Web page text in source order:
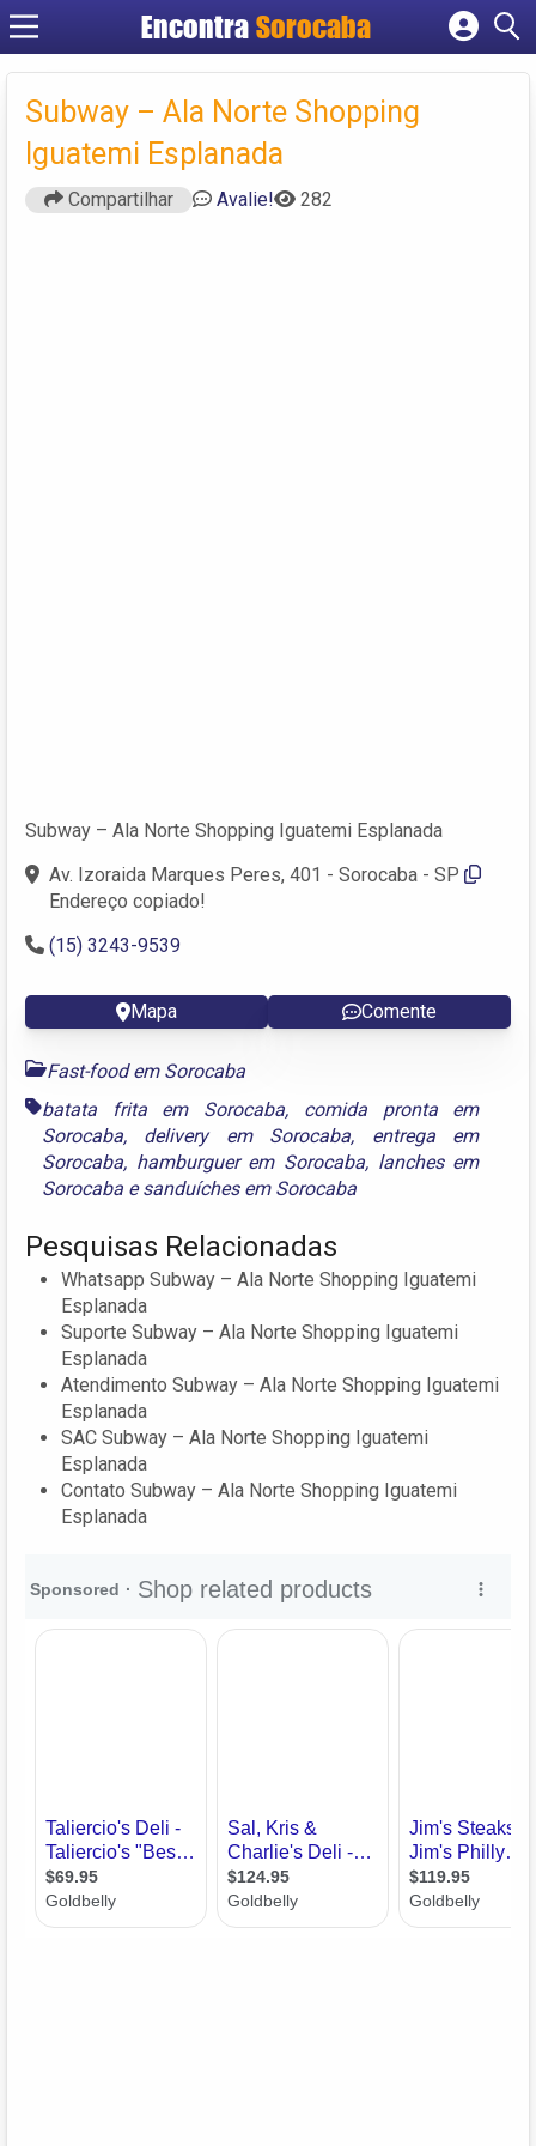
EncontraSorocaba
Cadastrar empresa
Criar conta
Subway – Ala Norte Shopping
Iguatemi Esplanada
Compartilhar Avalie! 282
Subway – Ala Norte Shopping Iguatemi Esplanada
Av. Izoraida Marques Peres, 401 - Sorocaba - SP
Endereço copiado!
(15) 3243-9539
Mapa Comente
Fast-food em Sorocaba
batata frita em Sorocaba, comida pronta em
Sorocaba, delivery em Sorocaba, entrega em
Sorocaba, hamburguer em Sorocaba, lanches em
Sorocaba esanduíches em Sorocaba
Pesquisas Relacionadas
Whatsapp Subway – Ala Norte Shopping Iguatemi
Esplanada
Suporte Subway – Ala Norte Shopping Iguatemi
Esplanada
Atendimento Subway – Ala Norte Shopping Iguatemi
Esplanada
SAC Subway – Ala Norte Shopping Iguatemi
Esplanada
Contato Subway – Ala Norte Shopping Iguatemi
Esplanada